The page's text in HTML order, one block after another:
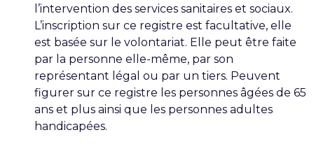
l’intervention des services sanitaires et sociaux.
L’inscription sur ce registre est facultative, elle
est basée sur le volontariat. Elle peut être faite
par la personne elle-même, par son
représentant légal ou par un tiers. Peuvent
figurer sur ce registre les personnes âgées de 65
ans et plus ainsi que les personnes adultes
handicapées.